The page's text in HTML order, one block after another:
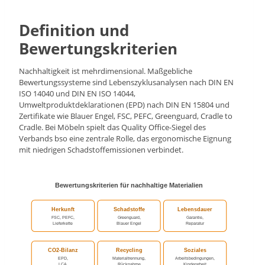
Definition und
Bewertungskriterien
Nachhaltigkeit ist mehrdimensional. Maßgebliche
Bewertungssysteme sind Lebenszyklusanalysen nach DIN EN
ISO 14040 und DIN EN ISO 14044,
Umweltproduktdeklarationen (EPD) nach DIN EN 15804 und
Zertifikate wie Blauer Engel, FSC, PEFC, Greenguard, Cradle to
Cradle. Bei Möbeln spielt das Quality Office-Siegel des
Verbands bso eine zentrale Rolle, das ergonomische Eignung
mit niedrigen Schadstoffemissionen verbindet.
Bewertungskriterien für nachhaltige Materialien
Herkunft
FSC, PEFC,
Lieferkette
Schadstoffe
Greenguard,
Blauer Engel
Lebensdauer
Garantie,
Reparatur
CO2-Bilanz
EPD,
LCA
Recycling
Materialtrennung,
Rücknahme
Soziales
Arbeitsbedingungen,
Kinderarbeit